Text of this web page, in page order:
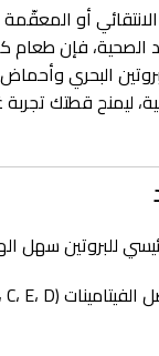
أو
الصحية، فإن طعام
البحري
ليمنح قطتك
للبروتين سهل